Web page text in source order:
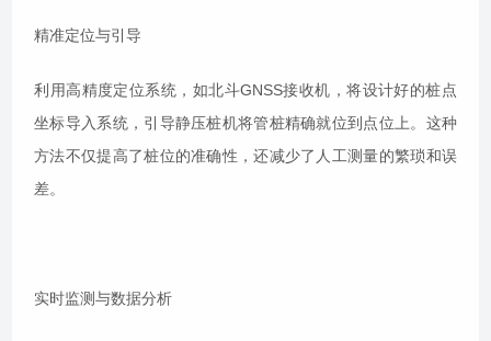
精准定位与引导
利用高精度定位系统，如北斗GNSS接收机，将设计好的桩点
坐标导入系统，引导静压桩机将管桩精确就位到点位上。这种
方法不仅提高了桩位的准确性，还减少了人工测量的繁琐和误
差。
实时监测与数据分析